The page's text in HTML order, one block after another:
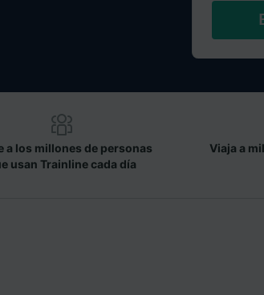
a los millones de personas
usan Trainline cada día
Viaja a